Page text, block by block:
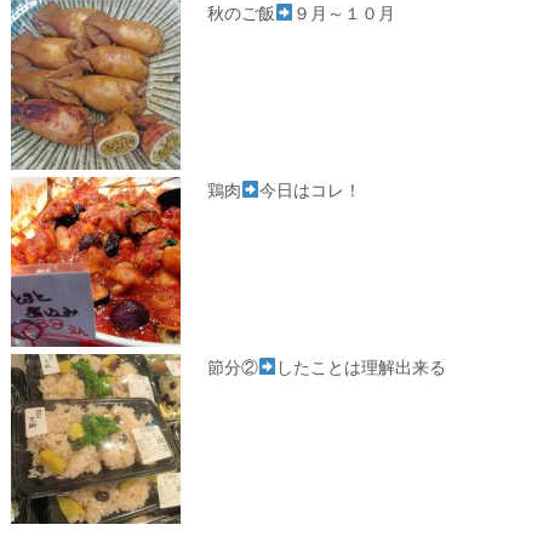
秋のご飯 ９月～１０月
鶏肉 今日はコレ！
節分② したことは理解出来る